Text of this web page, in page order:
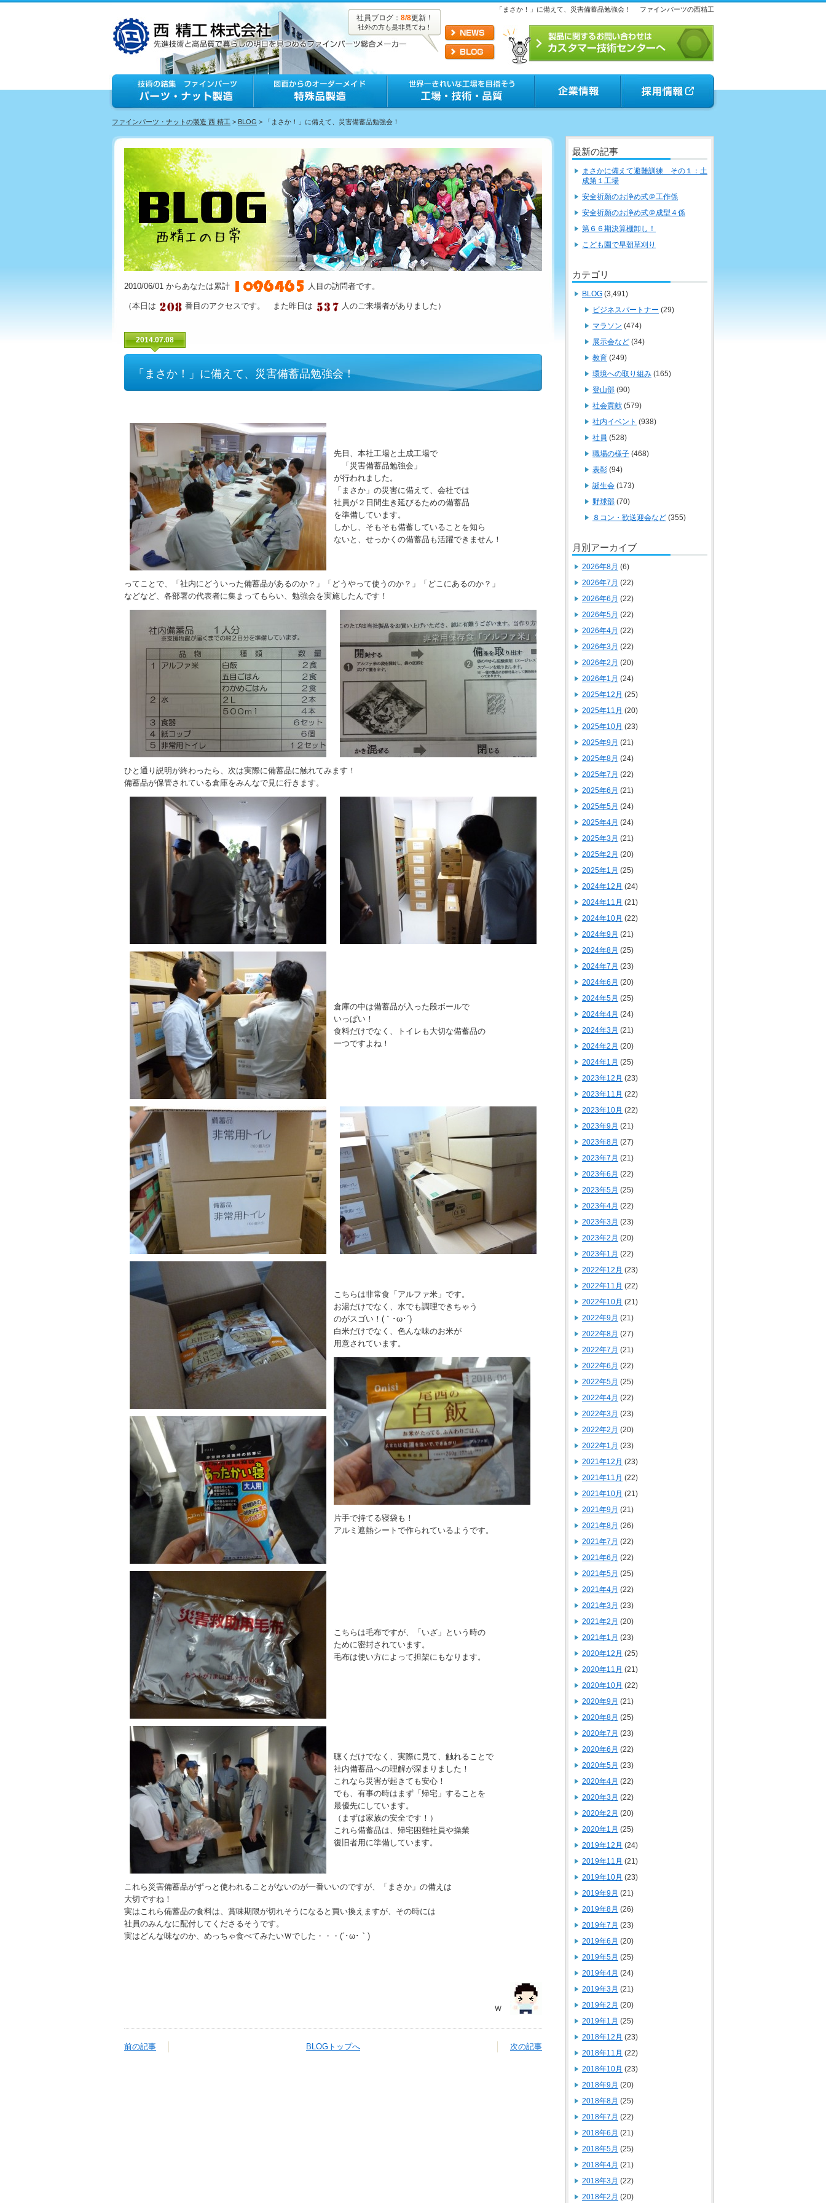
「まさか！」に備えて、災害備蓄品勉強会！ ファインパーツの西精工
社員ブログ： 8/8更新！
社外の方も是非見てね！
ファインパーツ・ナットの製造 西 精工 > BLOG > 「まさか！」に備えて、災害備蓄品勉強会！
2010/06/01 からあなたは累計 人目の訪問者です。
（本日は 番目のアクセスです。 また昨日は 人のご来場者がありました）
2014.07.08
「まさか！」に備えて、災害備蓄品勉強会！
先日、本社工場と土成工場で
「災害備蓄品勉強会」
が行われました。
「まさか」の災害に備えて、会社では
社員が２日間生き延びるための備蓄品
を準備しています。
しかし、そもそも備蓄していることを知ら
ないと、せっかくの備蓄品も活躍できません！
ってことで、「社内にどういった備蓄品があるのか？」「どうやって使うのか？」「どこにあるのか？」
などなど、各部署の代表者に集まってもらい、勉強会を実施したんです！
ひと通り説明が終わったら、次は実際に備蓄品に触れてみます！
備蓄品が保管されている倉庫をみんなで見に行きます。
倉庫の中は備蓄品が入った段ボールで
いっぱい！
食料だけでなく、トイレも大切な備蓄品の
一つですよね！
こちらは非常食「アルファ米」です。
お湯だけでなく、水でも調理できちゃう
のがスゴい！(｀･ω･´)
白米だけでなく、色んな味のお米が
用意されています。
片手で持てる寝袋も！
アルミ遮熱シートで作られているようです。
こちらは毛布ですが、「いざ」という時の
ために密封されています。
毛布は使い方によって担架にもなります。
聴くだけでなく、実際に見て、触れることで
社内備蓄品への理解が深まりました！
これなら災害が起きても安心！
でも、有事の時はまず「帰宅」することを
最優先にしています。
（まずは家族の安全です！）
これら備蓄品は、帰宅困難社員や操業
復旧者用に準備しています。
これら災害備蓄品がずっと使われることがないのが一番いいのですが、「まさか」の備えは
大切ですね！
実はこれら備蓄品の食料は、賞味期限が切れそうになると買い換えますが、その時には
社員のみんなに配付してくださるそうです。
実はどんな味なのか、めっちゃ食べてみたいＷでした・・・(´･ω･｀)
Ｗ
前の記事 BLOGトップへ 次の記事
最新の記事
まさかに備えて避難訓練 その１：土
成第１工場
安全祈願のお浄め式＠工作係
安全祈願のお浄め式＠成型４係
第６６期決算棚卸し！
こども園で早朝草刈り
カテゴリ
BLOG (3,491)
ビジネスパートナー (29)
マラソン (474)
展示会など (34)
教育 (249)
環境への取り組み (165)
登山部 (90)
社会貢献 (579)
社内イベント (938)
社員 (528)
職場の様子 (468)
表彰 (94)
誕生会 (173)
野球部 (70)
８コン・歓送迎会など (355)
月別アーカイブ
2026年8月 (6)
2026年7月 (22)
2026年6月 (22)
2026年5月 (22)
2026年4月 (22)
2026年3月 (22)
2026年2月 (20)
2026年1月 (24)
2025年12月 (25)
2025年11月 (20)
2025年10月 (23)
2025年9月 (21)
2025年8月 (24)
2025年7月 (22)
2025年6月 (21)
2025年5月 (24)
2025年4月 (24)
2025年3月 (21)
2025年2月 (20)
2025年1月 (25)
2024年12月 (24)
2024年11月 (21)
2024年10月 (22)
2024年9月 (21)
2024年8月 (25)
2024年7月 (23)
2024年6月 (20)
2024年5月 (25)
2024年4月 (24)
2024年3月 (21)
2024年2月 (20)
2024年1月 (25)
2023年12月 (23)
2023年11月 (22)
2023年10月 (22)
2023年9月 (21)
2023年8月 (27)
2023年7月 (21)
2023年6月 (22)
2023年5月 (25)
2023年4月 (22)
2023年3月 (23)
2023年2月 (20)
2023年1月 (22)
2022年12月 (23)
2022年11月 (22)
2022年10月 (21)
2022年9月 (21)
2022年8月 (27)
2022年7月 (21)
2022年6月 (22)
2022年5月 (25)
2022年4月 (22)
2022年3月 (23)
2022年2月 (20)
2022年1月 (23)
2021年12月 (23)
2021年11月 (22)
2021年10月 (21)
2021年9月 (21)
2021年8月 (26)
2021年7月 (22)
2021年6月 (22)
2021年5月 (25)
2021年4月 (22)
2021年3月 (23)
2021年2月 (20)
2021年1月 (23)
2020年12月 (25)
2020年11月 (21)
2020年10月 (22)
2020年9月 (21)
2020年8月 (25)
2020年7月 (23)
2020年6月 (22)
2020年5月 (23)
2020年4月 (22)
2020年3月 (22)
2020年2月 (20)
2020年1月 (25)
2019年12月 (24)
2019年11月 (21)
2019年10月 (23)
2019年9月 (21)
2019年8月 (26)
2019年7月 (23)
2019年6月 (20)
2019年5月 (25)
2019年4月 (24)
2019年3月 (21)
2019年2月 (20)
2019年1月 (25)
2018年12月 (23)
2018年11月 (22)
2018年10月 (23)
2018年9月 (20)
2018年8月 (25)
2018年7月 (22)
2018年6月 (21)
2018年5月 (25)
2018年4月 (21)
2018年3月 (22)
2018年2月 (20)